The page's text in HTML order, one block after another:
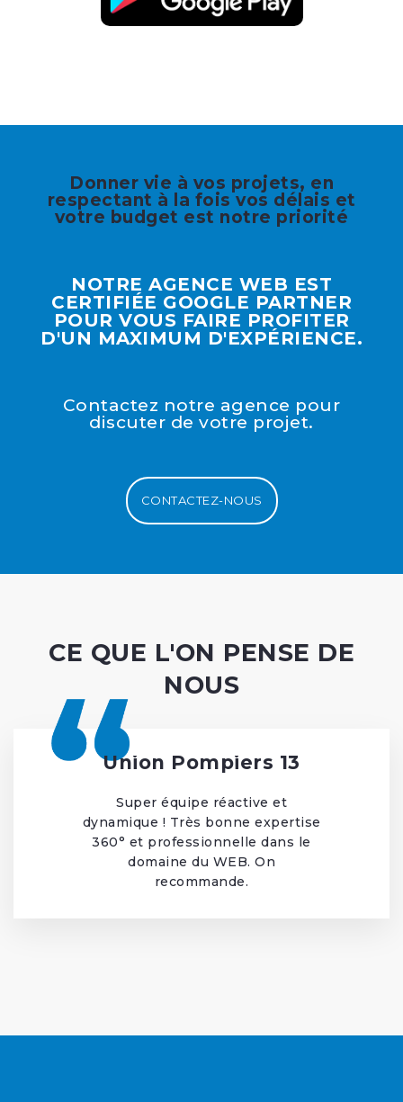
Donner vie à vos projets, en
respectant à la fois vos délais et
votre budget est notre priorité
NOTRE AGENCE WEB EST
CERTIFIÉE GOOGLE PARTNER
POUR VOUS FAIRE PROFITER
D'UN MAXIMUM D'EXPÉRIENCE.
Contactez notre agence pour
discuter de votre projet.
CONTACTEZ-NOUS
CE QUE L'ON PENSE DE
NOUS
Union Pompiers 13
Super équipe réactive et
dynamique ! Très bonne expertise
360° et professionnelle dans le
domaine du WEB. On
recommande.